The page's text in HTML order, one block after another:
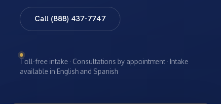
Call (888) 437-7747
Toll-free intake · Consultations by appointment · Intake
available in English and Spanish